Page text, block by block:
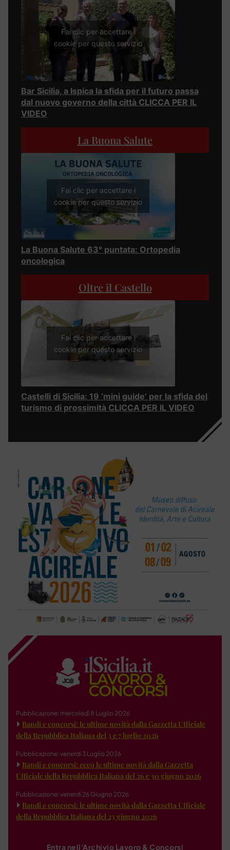
Fai clic per accettare i
cookie per questo servizio
Bar Sicilia, a Ispica la sfida per il futuro passa
dal nuovo governo della città CLICCA PER IL
VIDEO
La Buona Salute
Fai clic per accettare i
cookie per questo servizio
La Buona Salute 63° puntata: Ortopedia
oncologica
Oltre il Castello
Fai clic per accettare i
cookie per questo servizio
Castelli di Sicilia: 19 ‘mini guide’ per la sfida del
turismo di prossimità CLICCA PER IL VIDEO
Pubblicazione: mercoledì 8 Luglio 2026
Bandi e concorsi: le ultime novità dalla Gazzetta Ufficiale
della Repubblica Italiana del 3 e 7 luglio 2026
Pubblicazione: venerdì 3 Luglio 2026
Bandi e concorsi: ecco le ultime novità dalla Gazzetta
Ufficiale della Repubblica Italiana del 26 e 30 giugno 2026
Pubblicazione: venerdì 26 Giugno 2026
Bandi e concorsi: le ultime novità dalla Gazzetta Ufficiale
della Repubblica Italiana del 23 giugno 2026
Entra nell'Archivio Lavoro & Concorsi